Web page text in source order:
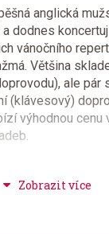
anglická
dodnes
vánočního
Většina
ale pár
(klávesový)
výhodnou cenu
- měkká vazba